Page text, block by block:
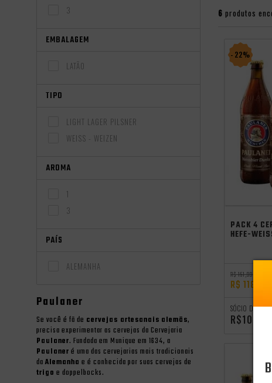
3
EMBALAGEM
LATÃO
TIPO
LIGHT LAGER PILSNER
WEISS - WEIZEN
AROMA
1
3
PAÍS
ALEMANHA
Paulaner
Se você é fã de cervejas artesanais alemãs,
precisa experimentar as cervejas da Cervejaria
Paulaner. Fundada em Munique em 1634, a
Paulaner é uma das cervejarias mais tradicionais
da Alemanha e é conhecida por suas cervejas de
trigo e doppelbocks.
6 produtos
- 22%
PACK 4
HEFE-
R$ 151,99
R$ 118,99
SÓCIO DO
R$107,09